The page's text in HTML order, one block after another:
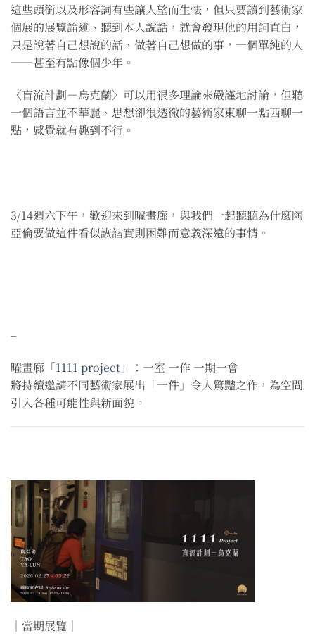
這些頭銜以及形容詞有些讓人望而生怯，但只要讀到藝術家
個展的展覽論述、聽到本人說話，就會發現他的用詞直白，
只是說著自己想說的話、做著自己想做的事，一個單純的人
——甚至有點像個少年。
〈盲流計劃－烏克蘭〉可以用很多理論來嚴謹地討論，但聽
一個語言並不華麗、思想卻很透徹的藝術家東聊一點西聊一
點，感覺就有趣到不行。
3/14週六下午，歡迎來到曜畫廊，與我們一起聽聽為什麼陶
亞倫要做這件看似詼諧實則困難而意義深遠的事情。
–
曜畫廊「1111 project 」：一室 一作 一期一會
將持續邀請不同藝術家展出「一件」令人驚豔之作，為空間
引入各種可能性與新面貌。
｜當期展覽｜